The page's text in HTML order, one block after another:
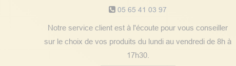
05 65 41 03 97
Notre service client est à l'écoute pour vous conseiller
sur le choix de vos produits du lundi au vendredi de 8h à
17h30.